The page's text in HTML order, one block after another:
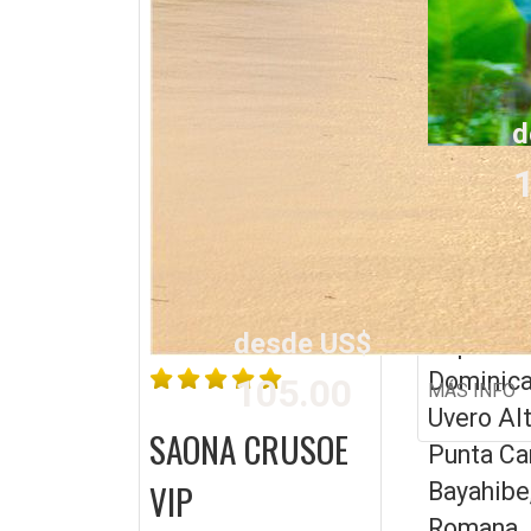
desde US$
105.00
SAONA CRUSOE
VIP
BUGGY
Uvero
Punta
MÁS INFO